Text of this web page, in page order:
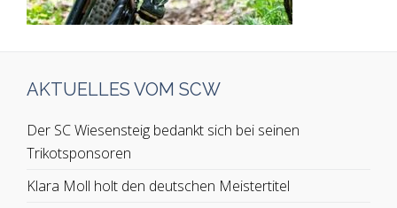
AKTUELLES VOM SCW
Der SC Wiesensteig bedankt sich bei seinen
Trikotsponsoren
Klara Moll holt den deutschen Meistertitel